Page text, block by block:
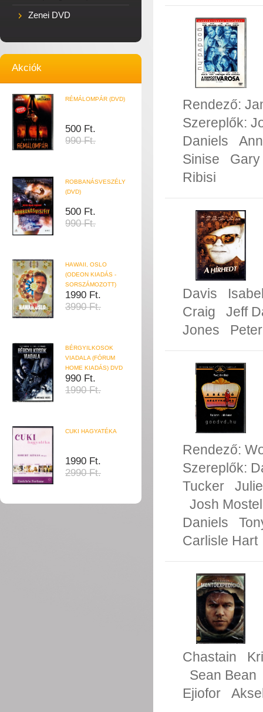
Zenei DVD
Akciók
RÉMÁLOMPÁR (DVD)
500 Ft.
990 Ft.
ROBBANÁSVESZÉLY
(DVD)
500 Ft.
990 Ft.
HAWAII, OSLO
(ODEON KIADÁS -
SORSZÁMOZOTT)
1990 Ft.
3990 Ft.
BÉRGYILKOSOK
VIADALA (FÓRUM
HOME KIADÁS) DVD
990 Ft.
1990 Ft.
CUKI HAGYATÉKA
1990 Ft.
2990 Ft.
Rendező:
Szereplők:
Daniels
Sinise
Ribisi
Davis
Craig
Jeff
Jones
Rendező:
Szereplők:
Tucker
Josh Mostel
Daniels
Carlisle Hart
Chastain
Sean Bean
Ejiofor